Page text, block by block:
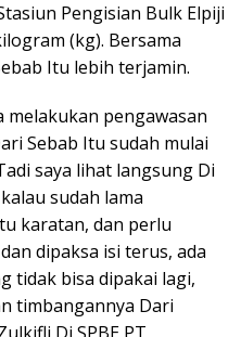
Pengisian Bulk Elpiji
(kg). Bersama
Itu lebih terjamin.
melakukan pengawasan
Sebab Itu sudah mulai
saya lihat langsung Di
sudah lama
karatan, dan perlu
dipaksa isi terus, ada
tidak bisa dipakai lagi,
timbangannya Dari